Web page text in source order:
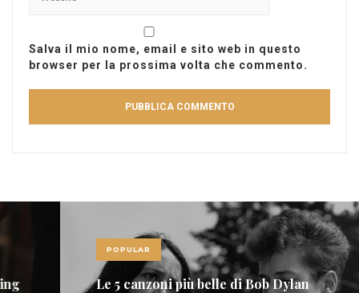
Salva il mio nome, email e sito web in questo
browser per la prossima volta che commento.
Le 5 canzoni più belle di Bob Dylan